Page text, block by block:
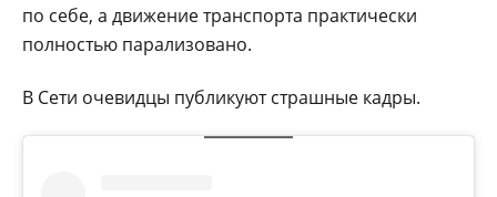
по себе, а движение транспорта практически
полностью парализовано.
В Сети очевидцы публикуют страшные кадры.